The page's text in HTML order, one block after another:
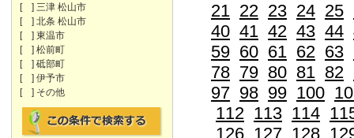
[ ] 三津 松山市
[ ] 北条 松山市
[ ] 東温市
[ ] 松前町
[ ] 砥部町
[ ] 伊予市
[ ] その他
21 22 23 24 25
40 41 42 43 44
59 60 61 62 63
78 79 80 81 82
97 98 99 100
112 113 114
126 127 128